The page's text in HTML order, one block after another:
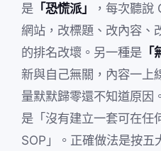
是 「恐慌派」
，每次聽
網站，改標題、改內容、
的排名改壞。另一種是 「
新與自己無關，內容一上
量默默歸零還不知道原因
是「沒有建立一套可在任
SOP」。正確做法是按五